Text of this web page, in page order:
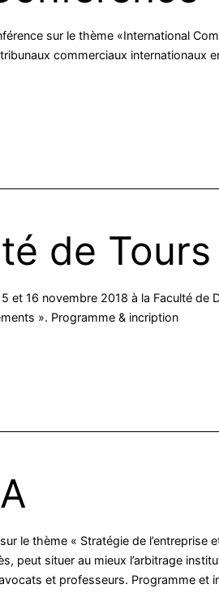
sur le thème «International
commerciaux internationaux
de Tours
et 16 novembre 2018 à la Faculté de
». Programme & incription
le thème « Stratégie de l’entreprise
peut situer au mieux l’arbitrage
et professeurs. Programme et